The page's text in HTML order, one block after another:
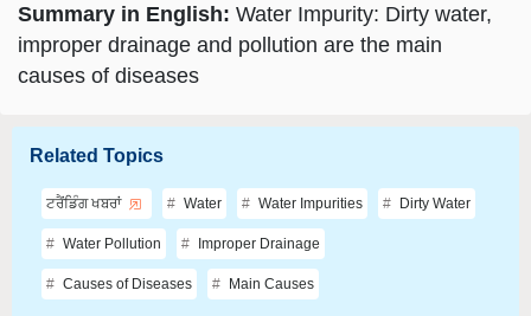
Summary in English: Water Impurity: Dirty water,
improper drainage and pollution are the main
causes of diseases
Related Topics
ਟਰੈਂਡਿੰਗ ਖਬਰਾਂ Water Water Impurities Dirty Water
Water Pollution Improper Drainage
Causes of Diseases Main Causes